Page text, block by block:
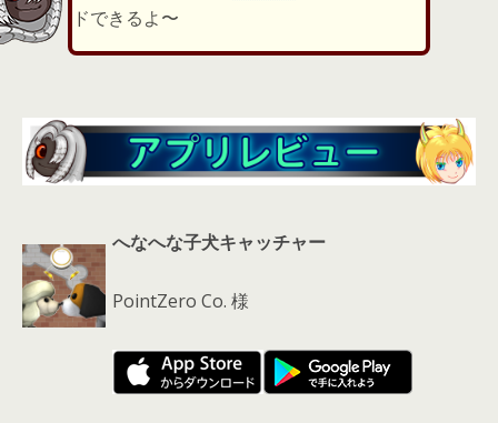
ドできるよ〜
へなへな子犬キャッチャー
PointZero Co. 様